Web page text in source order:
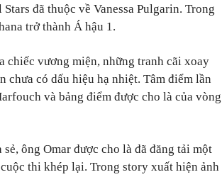
đã thuộc về Vanessa Pulgarin. Trong
trở thành Á hậu 1.
chiếc vương miện, những tranh cãi xoay
chưa có dấu hiệu hạ nhiệt. Tâm điểm lần
và bảng điểm được cho là của vòng
ông Omar được cho là đã đăng tải một
thi khép lại. Trong story xuất hiện ảnh